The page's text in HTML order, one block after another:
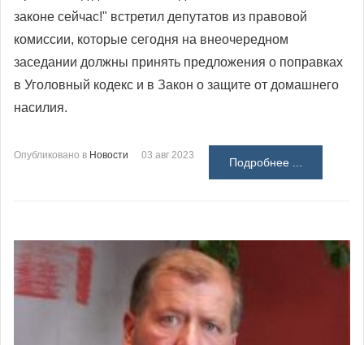
законе сейчас!" встретил депутатов из правовой
комиссии, которые сегодня на внеочередном
заседании должны принять предложения о поправках
в Уголовный кодекс и в Закон о защите от домашнего
насилия.
Опубликовано в Новости 03 авг 2023
Подробнее ...